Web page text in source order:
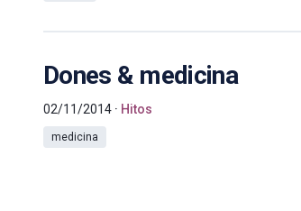
Dones & medicina
02/11/2014 Hitos
medicina